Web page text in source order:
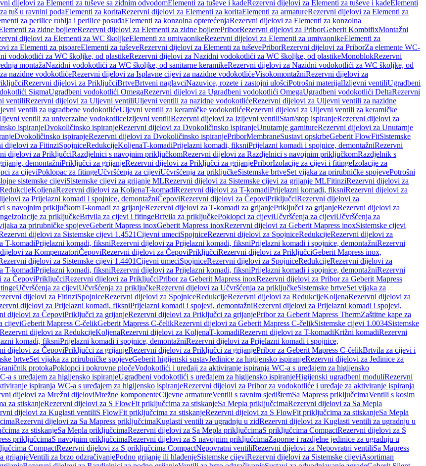
dijelovi za Elementi za tuševe sa zidnim odvodomElementi za tuševe i kadeRezervni dijelovi za Elementi za tuševe i kadeElementi
tuš u ravnini podaElementi za koritaRezervni dijelovi za Elementi za koritaElementi za armatureRezervni dijelovi za Elementi za
za perilice rublja i perilice posuđaElementi za konzolna opterećenjaRezervni dijelovi za Elementi za konzolna
za zidne bojlereRezervni dijelovi za Elementi za zidne bojlerePriborRezervni dijelovi za PriborGeberit KombifixMontažni
dijelovi za Elementi za WC školjkeElementi za umivaonikeRezervni dijelovi za Elementi za umivaonikeElementi za
za Elementi za pisoareElementi za tuševeRezervni dijelovi za Elementi za tuševePriborRezervni dijelovi za PriborZa elemente WC-
vodokotlići za WC školjke, od plastikeRezervni dijelovi za Nazidni vodokotlići za WC školjke, od plastikeMonoblokRezervni
montažaNazidni vodokotlići za WC školjke, od sanitarne keramikeRezervni dijelovi za Nazidni vodokotlići za WC školjke, od
nazidne vodokotlićeRezervni dijelovi za Isplavne cijevi za nazidne vodokotlićeVisokomontažniRezervni dijelovi za
Rezervni dijelovi za PriključciBrtveBrtveni naglavciNazuvice, rozete i zastojni ulošciPotrošni materijalIzljevni ventiliUgradbeni
SigmaUgradbeni vodokotlići OmegaRezervni dijelovi za Ugradbeni vodokotlići OmegaUgradbeni vodokotlići DeltaRezervni
ventiliRezervni dijelovi za Uljevni ventiliUljevni ventili za nazidne vodokotlićeRezervni dijelovi za Uljevni ventili za nazidne
ventili za ugradbene vodokotlićeUljevni ventili za keramičke vodokotlićeRezervni dijelovi za Uljevni ventili za keramičke
ventili za univerzalne vodokotliceIzljevni ventiliRezervni dijelovi za Izljevni ventiliStart/stop ispiranjeRezervni dijelovi za
ispiranjeDvokoličinsko ispiranjeRezervni dijelovi za Dvokoličinsko ispiranjeUnutarnje garnitureRezervni dijelovi za Unutarnje
Dvokoličinsko ispiranjeRezervni dijelovi za Dvokoličinsko ispiranjePriborMembraneSustavi opskrbeGeberit FlowFitSistemske
dijelovi za FitinziSpojniceRedukcijeKoljenaT-komadiPrijelazni komadi, fiksniPrijelazni komadi i spojnice, demontažniRezervni
dijelovi za PriključciRazdjelnici s navojnim priključkomRezervni dijelovi za Razdjelnici s navojnim priključkomRazdjelnik s
demontažniPriključci za grijanjeRezervni dijelovi za Priključci za grijanjePriborIzolacije za cijevi i fitingeIzolacije za
za cijeviPoklopac za fitingeUčvršćenja za cijeviUčvršćenja za priključkeSistemske brtveSet vijaka za prirubničke spojevePotrošni
sistemske cijeviSistemske cijevi za grijanje MLRezervni dijelovi za Sistemske cijevi za grijanje MLFitinziRezervni dijelovi za
KoljenaRezervni dijelovi za KoljenaT-komadiRezervni dijelovi za T-komadiPrijelazni komadi, fiksniRezervni dijelovi za
za Prijelazni komadi i spojnice, demontažniČepoviRezervni dijelovi za ČepoviPriključciRezervni dijelovi za
s navojnim priključkomT-komadi za grijanjeRezervni dijelovi za T-komadi za grijanjePriključci za grijanjeRezervni dijelovi za
Izolacije za priključkeBrtvila za cijevi i fitingeBrtvila za priključkePoklopci za cijeviUčvršćenja za cijeviUčvršćenja za
za prirubničke spojeveGeberit Mapress inoxGeberit Mapress inoxRezervni dijelovi za Geberit Mapress inoxSistemske cijevi
dijelovi za Sistemske cijevi 1.4521Cijevni umeciSpojniceRezervni dijelovi za SpojniceRedukcijeRezervni dijelovi za
T-komadiPrijelazni komadi, fiksniRezervni dijelovi za Prijelazni komadi, fiksniPrijelazni komadi i spojnice, demontažniRezervni
za KompenzatoriČepoviRezervni dijelovi za ČepoviPriključciRezervni dijelovi za PriključciGeberit Mapress inox,
dijelovi za Sistemske cijevi 1.4401Cijevni umeciSpojniceRezervni dijelovi za SpojniceRedukcijeRezervni dijelovi za
T-komadiPrijelazni komadi, fiksniRezervni dijelovi za Prijelazni komadi, fiksniPrijelazni komadi i spojnice, demontažniRezervni
za ČepoviPriključciRezervni dijelovi za PriključciPribor za Geberit Mapress inoxRezervni dijelovi za Pribor za Geberit Mapress
Učvršćenja za cijeviUčvršćenja za priključkeRezervni dijelovi za Učvršćenja za priključkeSistemske brtveSet vijaka za
dijelovi za FitinziSpojniceRezervni dijelovi za SpojniceRedukcijeRezervni dijelovi za RedukcijeKoljenaRezervni dijelovi za
dijelovi za Prijelazni komadi, fiksniPrijelazni komadi i spojevi, demontažniRezervni dijelovi za Prijelazni komadi i spojevi,
dijelovi za ČepoviPriključci za grijanjeRezervni dijelovi za Priključci za grijanjePribor za Geberit Mapress ThermZaštitne kape za
cijeviGeberit Mapress C-čelikGeberit Mapress C-čelikRezervni dijelovi za Geberit Mapress C-čelikSistemske cijevi 1.0034Sistemske
Rezervni dijelovi za RedukcijeKoljenaRezervni dijelovi za KoljenaT-komadiRezervni dijelovi za T-komadiKrižni komadiRezervni
komadi, fiksniPrijelazni komadi i spojnice, demontažniRezervni dijelovi za Prijelazni komadi i spojnice,
dijelovi za ČepoviPriključci za grijanjeRezervni dijelovi za Priključci za grijanjePribor za Geberit Mapress C-čelikBrtvila za cijevi i
brtveSet vijaka za prirubničke spojeveGeberit higijenski sustavJedinice za higijensko ispiranjeRezervni dijelovi za Jedinice za
protokaPoklopci i pokrovne pločeVodokotlići i uređaji za aktiviranje ispiranja WC-a s uređajem za higijensko
a s uređajem za higijensko ispiranjeUgradbeni vodokotlići s uređajem za higijensko ispiranjeHigijenski ugradbeni moduliRezervni
ispiranja WC-a s uređajem za higijensko ispiranjeRezervni dijelovi za Pribor za vodokotliće i uređaje za aktiviranje ispiranja
dijelovi za Mrežni dijeloviMrežne komponenteCijevne armatureVentili s ravnim sjedištemSa Mapress priključcimaVentili s kosim
za stiskanjeRezervni dijelovi za S FlowFit priključcima za stiskanjeSa Mepla priključcimaRezervni dijelovi za Sa Mepla
dijelovi za Kuglasti ventiliS FlowFit priključcima za stiskanjeRezervni dijelovi za S FlowFit priključcima za stiskanjeSa Mepla
Rezervni dijelovi za Sa Mapress priključcimaKuglasti ventili za ugradnju u zidRezervni dijelovi za Kuglasti ventili za ugradnju u
za stiskanjeSa Mepla priključcimaRezervni dijelovi za Sa Mepla priključcimaS priključcima CompactRezervni dijelovi za S
priključcimaS navojnim priključcimaRezervni dijelovi za S navojnim priključcimaZaporne i razdjelne jedinice za ugradnju u
CompactRezervni dijelovi za S priključcima CompactNepovratni ventiliRezervni dijelovi za Nepovratni ventiliSa Mapress
grijanjeVentili za brzo odzračivanjePodno grijanje ili hlađenjeSistemske cijeviRezervni dijelovi za Sistemske cijeviAsortiman